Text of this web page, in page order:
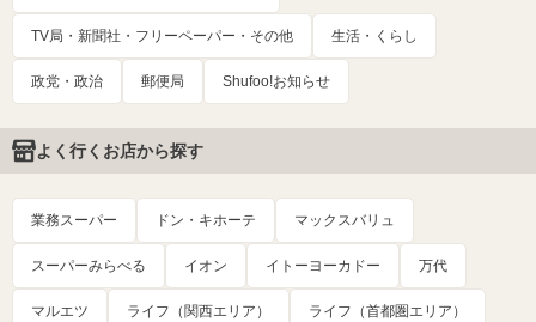
TV局・新聞社・フリーペーパー・その他 生活・くらし
政党・政治 郵便局 Shufoo!お知らせ
よく行くお店から探す
業務スーパー ドン・キホーテ マックスバリュ
スーパーみらべる イオン イトーヨーカドー 万代
マルエツ ライフ（関西エリア） ライフ（首都圏エリア）